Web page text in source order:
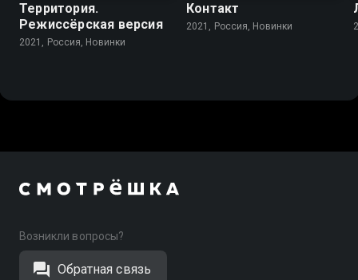
Территория.
Режиссёрская версия
2021, Россия, Новинки
Контакт
2021, Россия, Новинки
Возникли вопросы?
Обратная связь